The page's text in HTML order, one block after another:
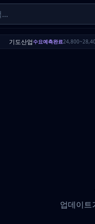
기도산업수요예측완료
업데이트